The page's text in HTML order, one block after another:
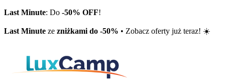
Last Minute: Do -50% OFF!
Last Minute ze zniżkami do -50% • Zobacz oferty już teraz! ☀️